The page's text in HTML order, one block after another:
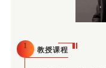
1
教授课程